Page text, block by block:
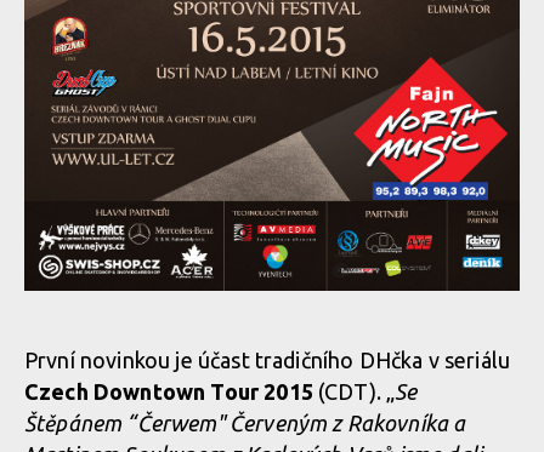
První novinkou je účast tradičního DHčka v seriálu
Czech Downtown Tour 2015 (CDT). „Se
Štěpánem “Čerwem" Červeným z Rakovníka a